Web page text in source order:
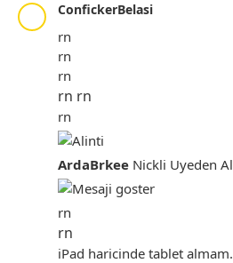
ConfickerBelasi
rn
rn
rn
rn rn
rn
ArdaBrkee Nickli Uyeden
rn
rn
iPad haricinde tablet